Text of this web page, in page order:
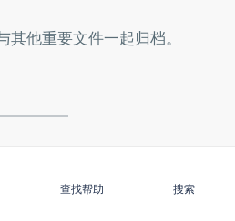
其他重要文件一起归档。
信息不能替代个人法律建议。
查找帮助 搜索